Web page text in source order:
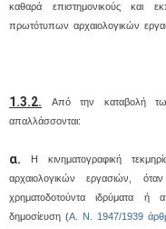
καθαρά επιστημονικούς και
πρωτότυπων αρχαιολογικών
1.3.2. Από την καταβολή
απαλλάσσονται:
α. Η κινηματογραφική
αρχαιολογικών εργασιών,
χρηματοδοτούντα ιδρύματα ή
δημοσίευση (Α. Ν. 1947/1939